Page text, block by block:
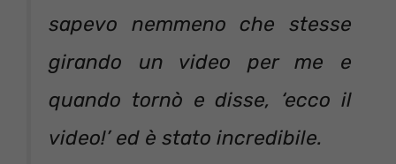
sapevo nemmeno che stesse
girando un video per me e
quando tornò e disse, ‘ecco il
video!’ ed è stato incredibile.